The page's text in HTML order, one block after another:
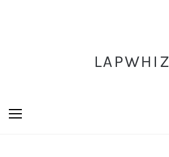
LAPWHIZ